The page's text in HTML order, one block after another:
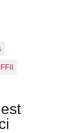
FFII